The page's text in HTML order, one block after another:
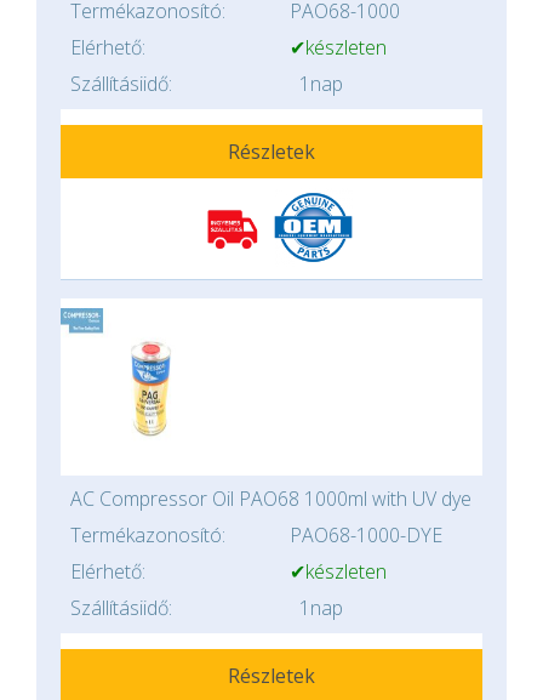
Termékazonosító:
PAO68-1000
Elérhető:
✔készleten
Szállításiidő:
1nap
Részletek
AC Compressor Oil PAO68 1000ml with UV dye
Termékazonosító:
PAO68-1000-DYE
Elérhető:
✔készleten
Szállításiidő:
1nap
Részletek